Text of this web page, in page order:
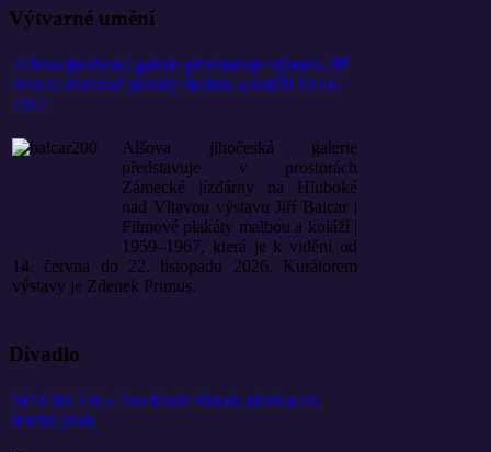
Výtvarné umění
Alšova jihočeská galerie představuje výstavu Jiří
Balcar: Filmové plakáty malbou a koláží 1959–
1967
Alšova jihočeská galerie
představuje v prostorách
Zámecké jízdárny na Hluboké
nad Vltavou výstavu Jiří Balcar |
Filmové plakáty malbou a koláží |
1959–1967, která je k vidění od
14. června do 22. listopadu 2026. Kurátorem
výstavy je Zdenek Primus.
Divadlo
MACBETH – Too Much Blood, klasika tak
trochu jinak